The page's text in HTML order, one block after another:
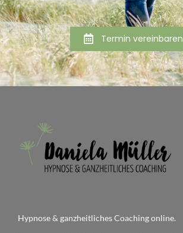
Termin vereinbaren
Hypnose & ganzheitliches Coaching online.